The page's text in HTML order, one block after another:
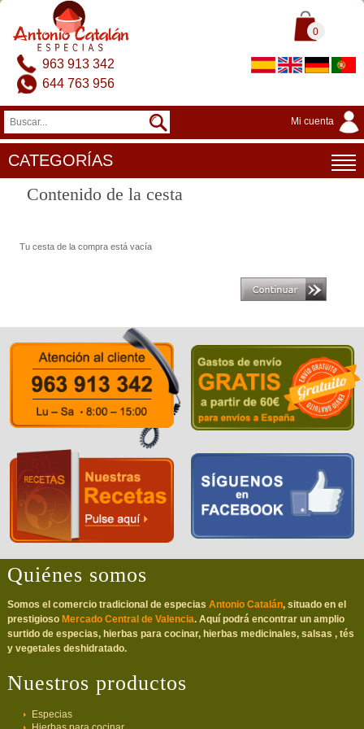
0
963 913 342
644 763 956
Mi cuenta
CATEGORÍAS
Contenido de la cesta
Tu cesta de la compra está vacía
Quiénes somos
Somos el comercio tradicional de especias Antonio Catalán, situado en el
prestigioso Mercado Central de Valencia. Aquí podrá encontrar un amplio
surtido de especias, hierbas para cocinar, hierbas medicinales, salsas , tés
y vegetales deshidratado.
Nuestros productos
Especias